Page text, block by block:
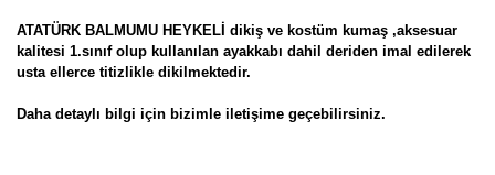
ATATÜRK BALMUMU HEYKELİ dikiş ve kostüm kumaş ,aksesuar
kalitesi 1.sınıf olup kullanılan ayakkabı dahil deriden imal edilerek
usta ellerce titizlikle dikilmektedir.
Daha detaylı bilgi için bizimle iletişime geçebilirsiniz.